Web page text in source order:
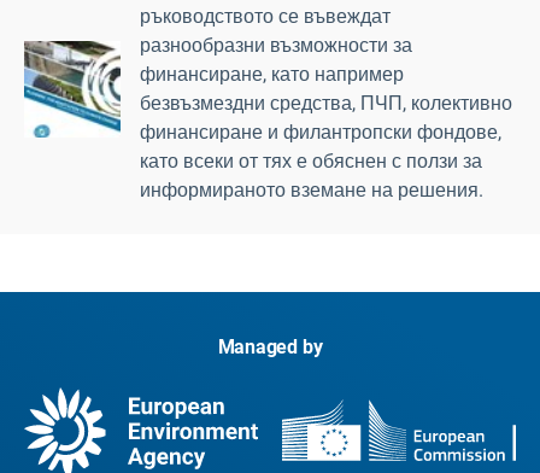
ръководството се въвеждат
разнообразни възможности за
финансиране, като например
безвъзмездни средства, ПЧП, колективно
финансиране и филантропски фондове,
като всеки от тях е обяснен с ползи за
информираното вземане на решения.
Managed by